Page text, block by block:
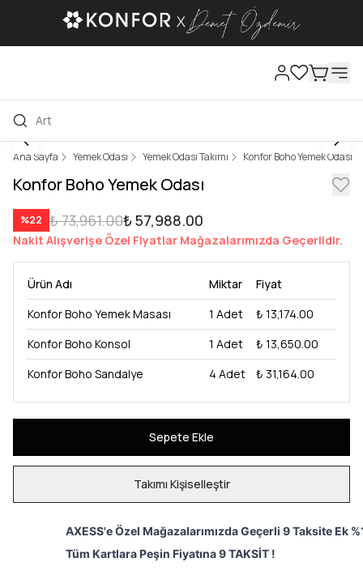
Ana Sayfa Yemek Odası Yemek Odası Takımı Konfor Boho Yemek Odası
Konfor Boho Yemek Odası
%22 ₺ 73,961.00₺ 57,988.00
Nakit Alışverişe Özel Fiyatlar Mağazalarımızda Geçerlidir.
Ürün Adı Miktar
Fiyat
Konfor Boho Yemek Masası
1 Adet
₺ 13,174.00
Konfor Boho Konsol
1 Adet
₺ 13,650.00
Konfor Boho Sandalye
4 Adet ₺ 31,164.00
Sepete Ekle
Takımı Kişiselleştir
AXESS'e Özel Mağazalarımızda Geçerli 9 Taksite Ek
Tüm Kartlara Peşin Fiyatına 9 TAKSİT !